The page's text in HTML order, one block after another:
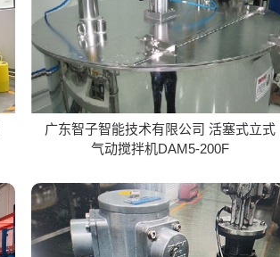
广东智子智能技术有限公司 活塞式立式
气动搅拌机DAM5-200F